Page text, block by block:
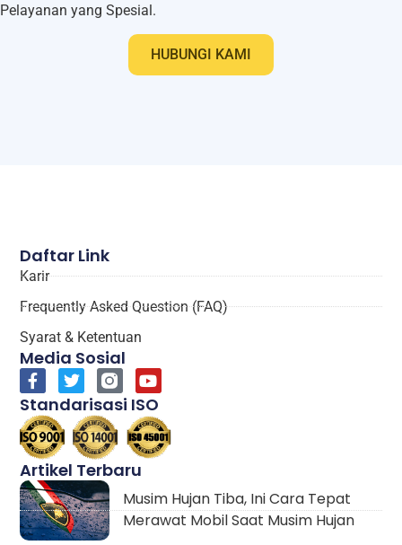
Pelayanan yang Spesial.
HUBUNGI KAMI
Artikel Terbaru
Musim Hujan Tiba, Ini Cara Tepat
Merawat Mobil Saat Musim Hujan
Daftar Link
Karir
Frequently Asked Question (FAQ)
Syarat & Ketentuan
Media Sosial
Standarisasi ISO